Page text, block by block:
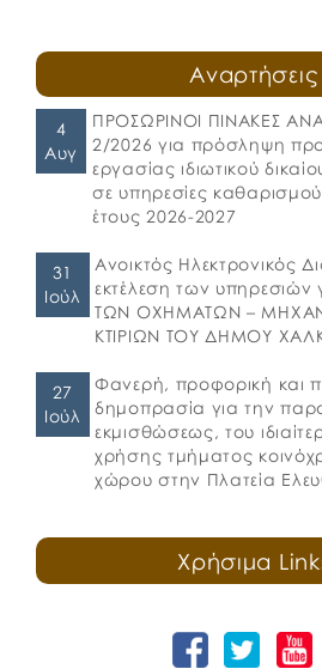
Αναρτήσεις
4
Αυγ
ΠΡΟΣΩΡΙΝΟΙ ΠΙΝΑΚΕΣ
2/2026 για πρόσληψη
εργασίας ιδιωτικού
σε υπηρεσίες
έτους 2026-2027
31
Ιούλ
Ανοικτός Ηλεκτρονικός
εκτέλεση των υπηρεσιών
ΤΩΝ ΟΧΗΜΑΤΩΝ –
ΚΤΙΡΙΩΝ ΤΟΥ ΔΗΜΟΥ
27
Ιούλ
Φανερή, προφορική και
δημοπρασία για την
εκμισθώσεως, του
χρήσης τμήματος
χώρου στην Πλατεία
Χρήσιμα